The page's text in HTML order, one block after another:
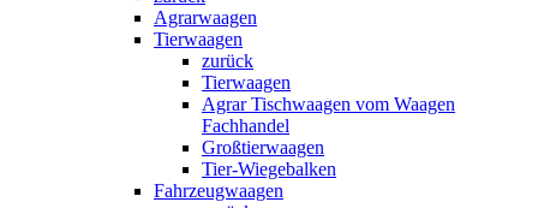
Agrarwaagen
Tierwaagen
zurück
Tierwaagen
Agrar Tischwaagen vom Waagen
Fachhandel
Großtierwaagen
Tier-Wiegebalken
Fahrzeugwaagen